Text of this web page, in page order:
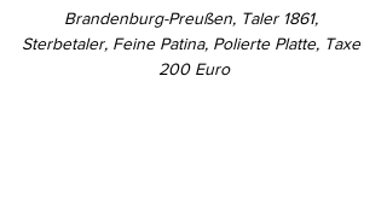
Brandenburg-Preußen, Taler 1861,
Sterbetaler, Feine Patina, Polierte Platte, Taxe
200 Euro